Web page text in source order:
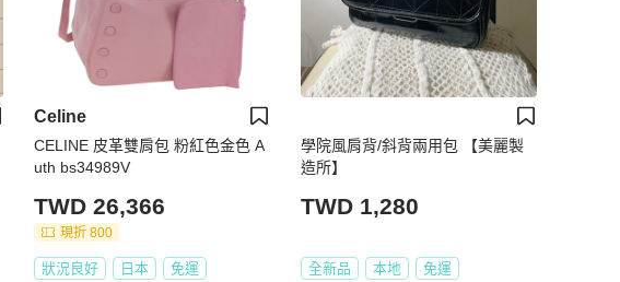
Celine
CELINE 皮革雙肩包 粉紅色金色 A
uth bs34989V
TWD 26,366
現折 800
狀況良好 日本 免運
學院風肩背/斜背兩用包 【美麗製
造所】
TWD 1,280
全新品 本地 免運